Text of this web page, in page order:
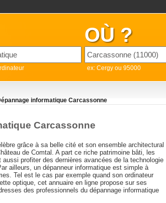
OÙ ?
ex: Cergy ou 95000
informatique Carcassonne
Carcassonne
grâce à sa belle cité et son ensemble architectural
de Comtal. A part ce riche patrimoine bâti, les
aussi profiter des dernières avancées de la technologie
ailleurs, un dépanneur informatique est simple à
Tel est le cas par exemple quand son ordinateur
optique, cet annuaire en ligne propose sur ses
des professionnels du dépannage informatique